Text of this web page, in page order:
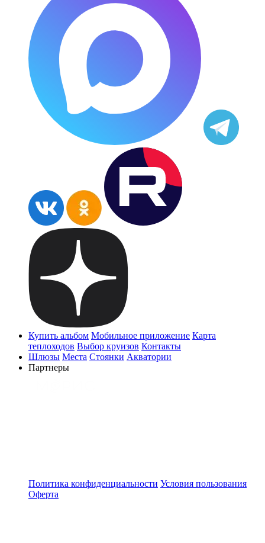
Купить альбом Мобильное приложение Карта
теплоходов Выбор круизов Контакты
Шлюзы Места Стоянки Акватории
Партнеры
Политика конфиденциальности Условия пользования
Оферта